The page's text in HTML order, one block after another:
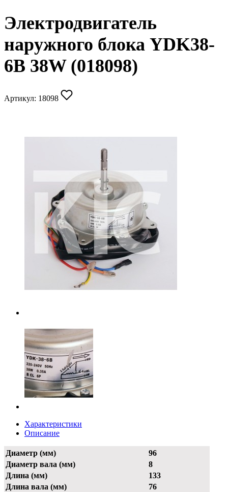
Электродвигатель
наружного блока YDK38-
6B 38W (018098)
Артикул: 18098
Характеристики
Описание
Диаметр (мм)
96
Диаметр вала (мм)
8
Длина (мм)
133
Длина вала (мм)
76